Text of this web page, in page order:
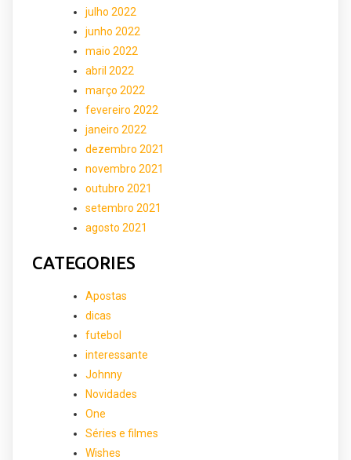
julho 2022
junho 2022
maio 2022
abril 2022
março 2022
fevereiro 2022
janeiro 2022
dezembro 2021
novembro 2021
outubro 2021
setembro 2021
agosto 2021
CATEGORIES
Apostas
dicas
futebol
interessante
Johnny
Novidades
One
Séries e filmes
Wishes